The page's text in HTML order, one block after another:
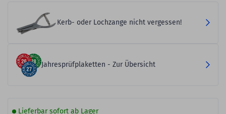
Kerb- oder Lochzange nicht vergessen!
Jahresprüfplaketten - Zur Übersicht
Lieferbar sofort ab Lager